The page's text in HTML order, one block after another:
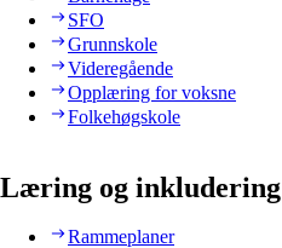
SFO
Grunnskole
Videregående
Opplæring for voksne
Folkehøgskole
Læring og inkludering
Rammeplaner